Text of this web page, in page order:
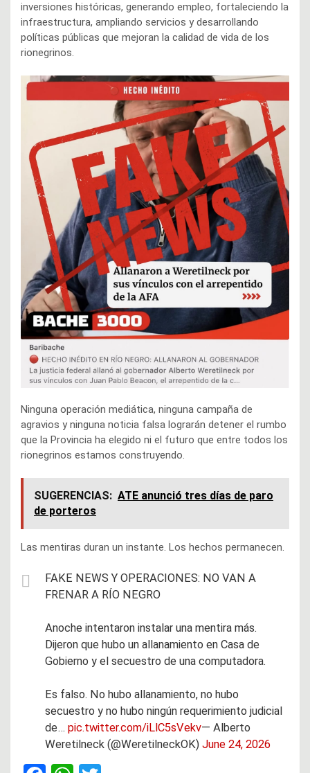
inversiones históricas, generando empleo, fortaleciendo la
infraestructura, ampliando servicios y desarrollando
políticas públicas que mejoran la calidad de vida de los
rionegrinos.
Ninguna operación mediática, ninguna campaña de
agravios y ninguna noticia falsa lograrán detener el rumbo
que la Provincia ha elegido ni el futuro que entre todos los
rionegrinos estamos construyendo.
SUGERENCIAS: ATE anunció tres días de paro
de porteros
Las mentiras duran un instante. Los hechos permanecen.
FAKE NEWS Y OPERACIONES: NO VAN A
FRENAR A RÍO NEGRO
Anoche intentaron instalar una mentira más.
Dijeron que hubo un allanamiento en Casa de
Gobierno y el secuestro de una computadora.
Es falso. No hubo allanamiento, no hubo
secuestro y no hubo ningún requerimiento judicial
de… pic.twitter.com/iLlC5sVekv— Alberto
Weretilneck (@WeretilneckOK) June 24, 2026